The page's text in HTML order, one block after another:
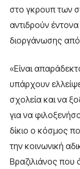
στο γκρουπ των
αντιδρούν
διοργάνωσης
«Είναι
υπάρχουν
σχολεία και να
για να
δίκιο ο κόσμος
την κοινωνική
Βραζιλιάνος που